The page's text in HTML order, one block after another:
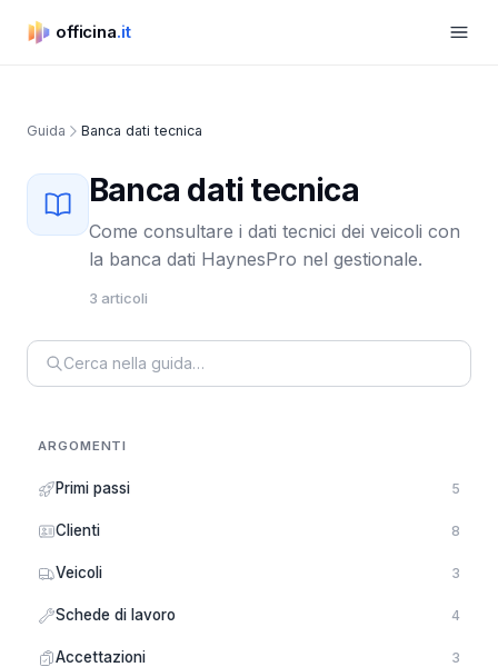
officina.it
officina.it Apri
Guida Banca dati tecnica
Banca dati tecnica
Come consultare i dati tecnici dei veicoli con
la banca dati HaynesPro nel gestionale.
3 articoli
ARGOMENTI
Primi passi 5
Clienti 8
Veicoli 3
Schede di lavoro 4
Accettazioni 3